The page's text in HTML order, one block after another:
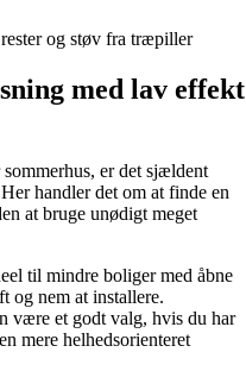
og støv fra træpiller
med lav effekt
er det sjældent
handler det om at finde en
at bruge unødigt meget
til mindre boliger med åbne
og nem at installere.
være et godt valg, hvis du har
mere helhedsorienteret